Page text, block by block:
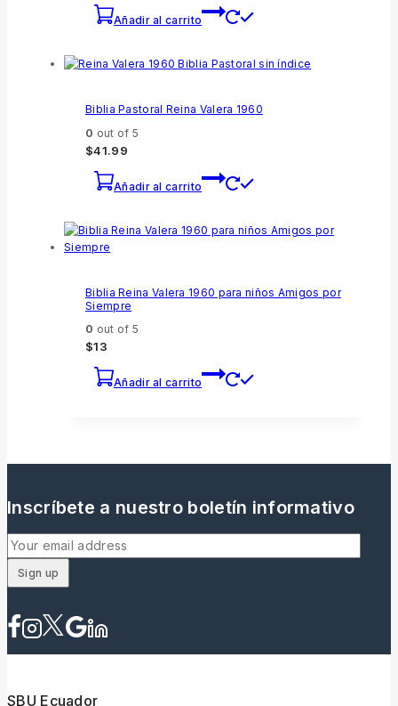
Añadir al carrito
Biblia Pastoral Reina Valera 1960
0 out of 5
$41.99
Añadir al carrito
Biblia Reina Valera 1960 para niños Amigos por
Siempre
0 out of 5
$13
Añadir al carrito
Inscríbete a nuestro boletín informativo
SBU Ecuador